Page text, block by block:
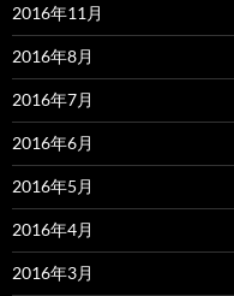
2016年11月
2016年8月
2016年7月
2016年6月
2016年5月
2016年4月
2016年3月